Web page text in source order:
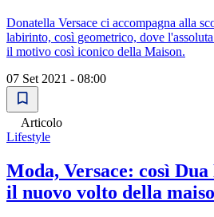
Donatella Versace ci accompagna alla
labirinto, così geometrico, dove
il motivo così iconico della Maison.
07 Set 2021 - 08:00
Articolo
Lifestyle
Moda, Versace: così
il nuovo volto della